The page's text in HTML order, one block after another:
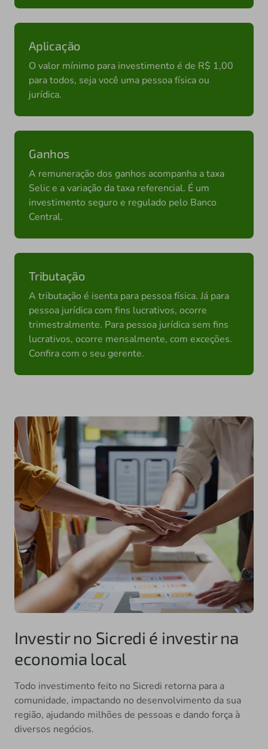
Aplicação
O valor mínimo para investimento é de R$ 1,00
para todos, seja você uma pessoa física ou
jurídica.
Ganhos
A remuneração dos ganhos acompanha a taxa
Selic e a variação da taxa referencial. É um
investimento seguro e regulado pelo Banco
Central.
Tributação
A tributação é isenta para pessoa física. Já para
pessoa jurídica com fins lucrativos, ocorre
trimestralmente. Para pessoa jurídica sem fins
lucrativos, ocorre mensalmente, com exceções.
Confira com o seu gerente.
Investir no Sicredi é investir na
economia local
Todo investimento feito no Sicredi retorna para a
comunidade, impactando no desenvolvimento da sua
região, ajudando milhões de pessoas e dando força à
diversos negócios.